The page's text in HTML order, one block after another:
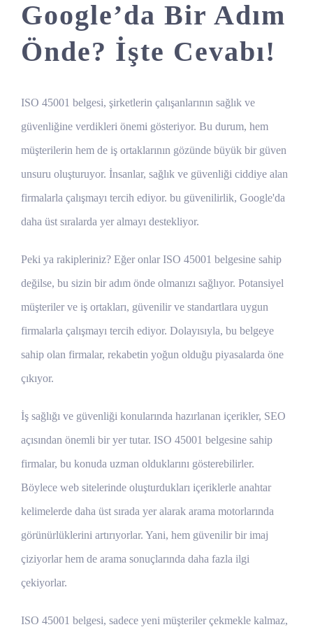
Google’da Bir Adım
Önde? İşte Cevabı!
ISO 45001 belgesi, şirketlerin çalışanlarının sağlık ve
güvenliğine verdikleri önemi gösteriyor. Bu durum, hem
müşterilerin hem de iş ortaklarının gözünde büyük bir güven
unsuru oluşturuyor. İnsanlar, sağlık ve güvenliği ciddiye alan
firmalarla çalışmayı tercih ediyor. bu güvenilirlik, Google'da
daha üst sıralarda yer almayı destekliyor.
Peki ya rakipleriniz? Eğer onlar ISO 45001 belgesine sahip
değilse, bu sizin bir adım önde olmanızı sağlıyor. Potansiyel
müşteriler ve iş ortakları, güvenilir ve standartlara uygun
firmalarla çalışmayı tercih ediyor. Dolayısıyla, bu belgeye
sahip olan firmalar, rekabetin yoğun olduğu piyasalarda öne
çıkıyor.
İş sağlığı ve güvenliği konularında hazırlanan içerikler, SEO
açısından önemli bir yer tutar. ISO 45001 belgesine sahip
firmalar, bu konuda uzman olduklarını gösterebilirler.
Böylece web sitelerinde oluşturdukları içeriklerle anahtar
kelimelerde daha üst sırada yer alarak arama motorlarında
görünürlüklerini artırıyorlar. Yani, hem güvenilir bir imaj
çiziyorlar hem de arama sonuçlarında daha fazla ilgi
çekiyorlar.
ISO 45001 belgesi, sadece yeni müşteriler çekmekle kalmaz,